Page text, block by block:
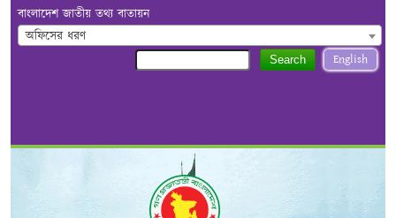
বাংলাদেশ জাতীয় তথ্য বাতায়ন
অফিসের ধরণ
English
Search